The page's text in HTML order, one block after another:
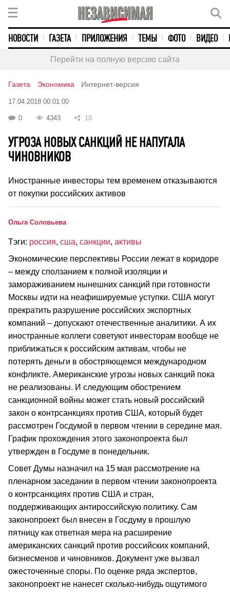
НОВОСТИ ГАЗЕТА ПРИЛОЖЕНИЯ ТЕМЫ ФОТО ВИДЕО
Перейти на полную версию сайта
Газета Экономика Интернет-версия
17.04.2018 00:01:00
0 4343 18
УГРОЗА НОВЫХ САНКЦИЙ НЕ НАПУГАЛА
ЧИНОВНИКОВ
Иностранные инвесторы тем временем отказываются
от покупки российских активов
Ольга Соловьева
Тэги: россия, сша, санкции, активы
Экономические перспективы России лежат в коридоре
– между сползанием к полной изоляции и
замораживанием нынешних санкций при готовности
Москвы идти на неафишируемые уступки. США могут
прекратить разрушение российских экспортных
компаний – допускают отечественные аналитики. А их
иностранные коллеги советуют инвесторам вообще не
приближаться к российским активам, чтобы не
потерять деньги в обостряющемся международном
конфликте. Американские угрозы новых санкций пока
не реализованы. И следующим обострением
санкционной войны может стать новый российский
закон о контрсанкциях против США, который будет
рассмотрен Госдумой в первом чтении в середине мая.
График прохождения этого законопроекта был
утвержден в Госдуме в понедельник.
Совет Думы назначил на 15 мая рассмотрение на
пленарном заседании в первом чтении законопроекта
о контрсанкциях против США и стран,
поддерживающих антироссийскую политику. Сам
законопроект был внесен в Госдуму в прошлую
пятницу как ответная мера на расширение
американских санкций против российских компаний,
бизнесменов и чиновников. Документ уже вызвал
ожесточенные споры. По оценке ряда экспертов,
законопроект не нанесет сколько-нибудь ощутимого